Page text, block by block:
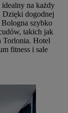
na każdy
dogodnej
szybko
takich jak
Torlonia. Hotel
fitness i sale